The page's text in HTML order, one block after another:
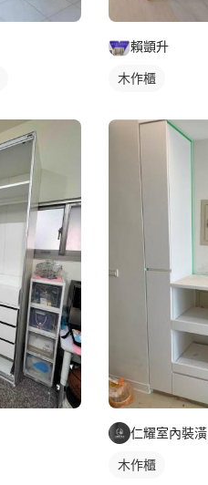
賴顗升
木作櫃
仁耀室內裝潢
木作櫃